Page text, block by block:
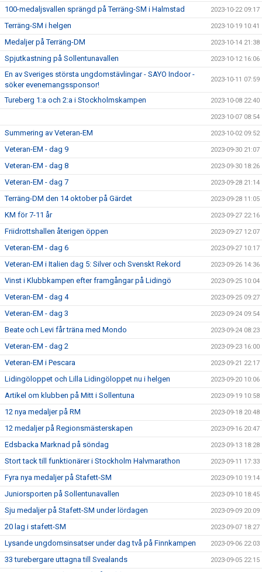
100-medaljsvallen sprängd på Terräng-SM i Halmstad 2023-10-22 09:17
Terräng-SM i helgen 2023-10-19 10:41
Medaljer på Terräng-DM 2023-10-14 21:38
Spjutkastning på Sollentunavallen 2023-10-12 16:06
En av Sveriges största ungdomstävlingar - SAYO Indoor -
söker evenemangssponsor!
2023-10-11 07:59
Tureberg 1:a och 2:a i Stockholmskampen 2023-10-08 22:40
2023-10-07 08:54
Summering av Veteran-EM 2023-10-02 09:52
Veteran-EM - dag 9 2023-09-30 21:07
Veteran-EM - dag 8 2023-09-30 18:26
Veteran-EM - dag 7 2023-09-28 21:14
Terräng-DM den 14 oktober på Gärdet 2023-09-28 11:05
KM för 7-11 år 2023-09-27 22:16
Friidrottshallen återigen öppen 2023-09-27 12:07
Veteran-EM - dag 6 2023-09-27 10:17
Veteran-EM i Italien dag 5: Silver och Svenskt Rekord 2023-09-26 14:36
Vinst i Klubbkampen efter framgångar på Lidingö 2023-09-25 10:04
Veteran-EM - dag 4 2023-09-25 09:27
Veteran-EM - dag 3 2023-09-24 09:54
Beate och Levi får träna med Mondo 2023-09-24 08:23
Veteran-EM - dag 2 2023-09-23 16:00
Veteran-EM i Pescara 2023-09-21 22:17
Lidingöloppet och Lilla Lidingöloppet nu i helgen 2023-09-20 10:06
Artikel om klubben på Mitt i Sollentuna 2023-09-19 10:58
12 nya medaljer på RM 2023-09-18 20:48
12 medaljer på Regionsmästerskapen 2023-09-16 20:47
Edsbacka Marknad på söndag 2023-09-13 18:28
Stort tack till funktionärer i Stockholm Halvmarathon 2023-09-11 17:33
Fyra nya medaljer på Stafett-SM 2023-09-10 19:14
Juniorsporten på Sollentunavallen 2023-09-10 18:45
Sju medaljer på Stafett-SM under lördagen 2023-09-09 20:09
20 lag i stafett-SM 2023-09-07 18:27
Lysande ungdomsinsatser under dag två på Finnkampen 2023-09-06 22:03
33 turebergare uttagna till Svealands 2023-09-05 22:15